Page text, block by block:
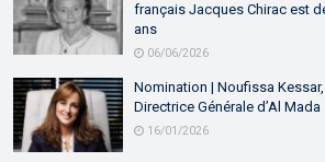
français Jacques Chirac est
ans
06/06/2026
Nomination | Noufissa
Directrice Générale d’Al Mada
16/01/2026